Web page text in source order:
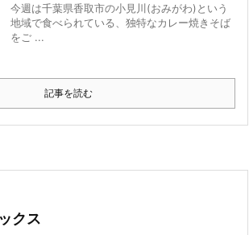
今週は千葉県香取市の小見川(おみがわ)という
地域で食べられている、独特なカレー焼きそば
をご ...
記事を読む
クス